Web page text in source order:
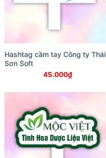
Hashtag cầm tay Công ty Thái
Sơn Soft
45.000₫